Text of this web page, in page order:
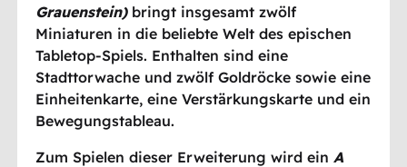
Grauenstein) bringt insgesamt zwölf
Miniaturen in die beliebte Welt des epischen
Tabletop-Spiels. Enthalten sind eine
Stadttorwache und zwölf Goldröcke sowie eine
Einheitenkarte, eine Verstärkungskarte und ein
Bewegungstableau.
Zum Spielen dieser Erweiterung wird ein A